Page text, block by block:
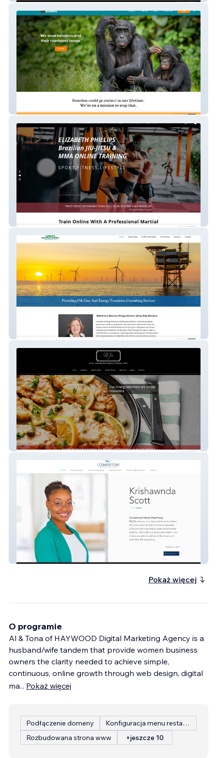
Magnificent Morsels Catering
Cornerstone Mental Healthcare
Pokaż więcej
O programie
Al & Tona of HAYWOOD Digital Marketing Agency is a
husband/wife tandem that provide women business
owners the clarity needed to achieve simple,
continuous, online growth through web design, digital
ma... Pokaż więcej
Podłączenie domeny
Konfiguracja menu restauracji
Rozbudowana strona www
+jeszcze 10